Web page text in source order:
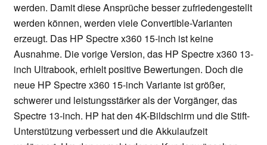
werden. Damit diese Ansprüche besser zufriedengestellt
werden können, werden viele Convertible-Varianten
erzeugt. Das HP Spectre x360 15-inch ist keine
Ausnahme. Die vorige Version, das HP Spectre x360 13-
inch Ultrabook, erhielt positive Bewertungen. Doch die
neue HP Spectre x360 15-inch Variante ist größer,
schwerer und leistungsstärker als der Vorgänger, das
Spectre 13-inch. HP hat den 4K-Bildschirm und die Stift-
Unterstützung verbessert und die Akkulaufzeit